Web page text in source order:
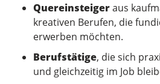
Quereinsteigeraus
kreativen Berufen, die
erwerben möchten.
Berufstätige, die sich
und gleichzeitig im Job